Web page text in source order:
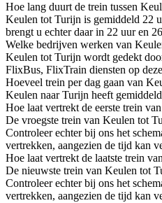
Hoe lang duurt de trein tussen
Keulen tot Turijn is gemiddeld 22
brengt u echter daar in 22 uur en
Welke bedrijven werken van
Keulen tot Turijn wordt gedekt
FlixBus, FlixTrain diensten op
Hoeveel trein per dag gaan van
Keulen naar Turijn heeft
Hoe laat vertrekt de eerste trein
De vroegste trein van Keulen tot
Controleer echter bij ons het
vertrekken, aangezien de tijd kan
Hoe laat vertrekt de laatste trein
De nieuwste trein van Keulen tot
Controleer echter bij ons het
vertrekken, aangezien de tijd kan